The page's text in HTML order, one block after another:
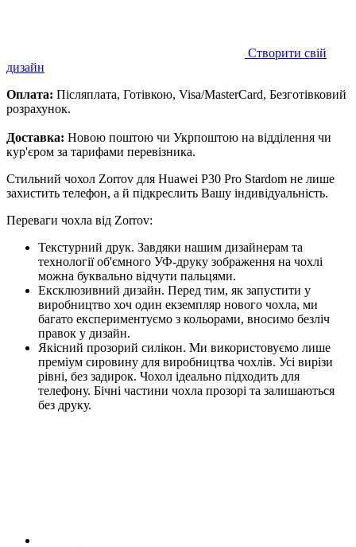
Створити свій
дизайн
Оплата: Післяплата, Готівкою, Visa/MasterCard, Безготівковий
розрахунок.
Доставка: Новою поштою чи Укрпоштою на відділення чи
кур'єром за тарифами перевізника.
Стильний чохол Zorrov для Huawei P30 Pro Stardom не лише
захистить телефон, а й підкреслить Вашу індивідуальність.
Переваги чохла від Zorrov:
Текстурний друк. Завдяки нашим дизайнерам та
технології об'ємного УФ-друку зображення на чохлі
можна буквально відчути пальцями.
Ексклюзивний дизайн. Перед тим, як запустити у
виробництво хоч один екземпляр нового чохла, ми
багато експериментуємо з кольорами, вносимо безліч
правок у дизайн.
Якісний прозорий силікон. Ми використовуємо лише
преміум сировину для виробництва чохлів. Усі вирізи
рівні, без задирок. Чохол ідеально підходить для
телефону. Бічні частини чохла прозорі та залишаються
без друку.